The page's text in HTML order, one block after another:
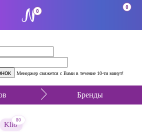
Менеджер свяжется с Вами в течение 10-ти минут!
0
0
Бренды
Klio
80